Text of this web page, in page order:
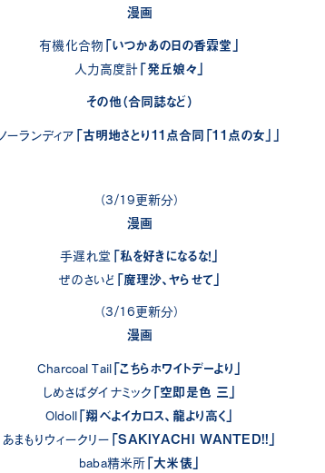
漫画
有機化合物 「いつかあの日の香霖堂」
人力高度計 「発丘娘々」
その他（合同誌など）
ノーランディア 「古明地さとり11点合同「11点の女」」
（3/19更新分）
漫画
手遅れ堂 「私を好きになるな！」
ぜのさいど 「魔理沙、ヤらせて」
（3/16更新分）
漫画
Charcoal Tail 「こちらホワイトデーより」
しめさばダイナミック 「空即是色 三」
Oldoll 「翔べよイカロス、龍より高く」
あまもりウィークリー 「SAKIYACHI WANTED!!」
baba精米所 「大米俵」